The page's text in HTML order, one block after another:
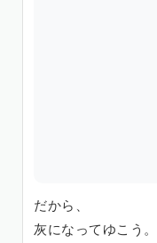
だから、
灰になってゆこう。